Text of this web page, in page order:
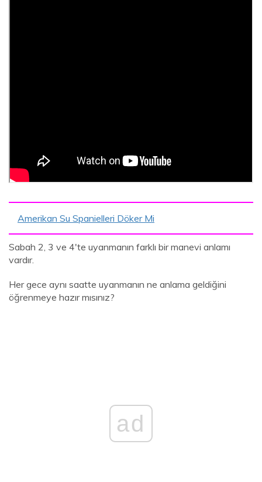
Amerikan Su Spanielleri Döker Mi
Sabah 2, 3 ve 4'te uyanmanın farklı bir manevi anlamı
vardır.
Her gece aynı saatte uyanmanın ne anlama geldiğini
öğrenmeye hazır mısınız?
ad